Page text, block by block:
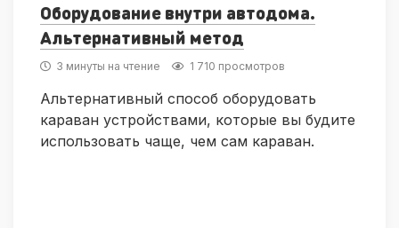
Оборудование внутри автодома.
Альтернативный метод
3 минуты на чтение 1 710 просмотров
Альтернативный способ оборудовать
караван устройствами, которые вы будите
использовать чаще, чем сам караван.